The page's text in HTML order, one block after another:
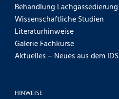
Behandlung Lachgassedierung
Wissenschaftliche Studien
Literaturhinweise
Galerie Fachkurse
Aktuelles – Neues aus dem IDS
HINWEISE